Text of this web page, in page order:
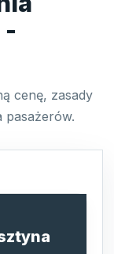
-
cenę, zasady
pasażerów.